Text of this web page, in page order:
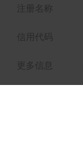
注册名称
信用代码
更多信息